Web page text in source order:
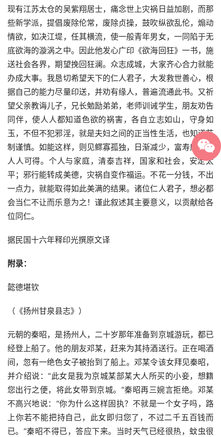
现有江苏太仓的吴紫翔居士，痛念世上灾祸日益加剧，而那
些新学派，提倡废除伦常，废除贞操，鼓吹纵欲乱伦，煽动
情欲，如决江堤，任其横流，使一般青年男女，一同陷于无
底欲海的漩涡之中。因此他发心广印《欲海回狂》一书，施
送社会各界，期望挽回狂澜。众志成城，大家齐心合力就能
办成大事。我恳切希望天下的仁人君子，大发救世善心，根
据自己的能力尽量印送，并劝有缘人，普遍流通此书。又祈
望父亲教诲儿子，兄长勉励弟弟，老师训诫学生，朋友劝告
同伴，使人人都知道色欲的祸害，各自立志如山，守身如
玉，不但不犯邪淫，就是夫妇之间的正当性生活，也知道节
制谨慎。如能这样，则见鳏寡孤独，日渐减少，富寿康宁，
人人可得。个人与家庭，清泰吉祥，国家和社会，安定太
平；邪行能转成美德，灾祸自变作福运。不花一分钱，不出
一点力，就能取得如此美满的结果。诸位仁人君子，想必都
会当仁不让而乐意为之！谨此叙述其主要意义，以贡献给各
位同仁。
据民国十六年释印光撰原文译
附录：
懿德堪钦
（《扬州甘泉县志》）
元朝的秦昭，是扬州人，二十岁那年准备到京城游玩，都已
经登上船了。他的朋友邓某，赶来为其持酒送行。正在喝酒
间，忽有一绝色女子被抬到了船上。邓某令该女拜见秦昭，
并介绍说：“此女是我为京城某部某大人所买的小妾，想籍
您出行之便，将此女带到京城。”秦昭再三婉言拒绝。邓某
不高兴地说：“你为什么这样固执？不就是一个女子吗，路
上你若不能把持自己，此女即归您了，不过二千五百钱而
已。”秦昭不得已，答应下来。当时天气已经很热，蚊虫很